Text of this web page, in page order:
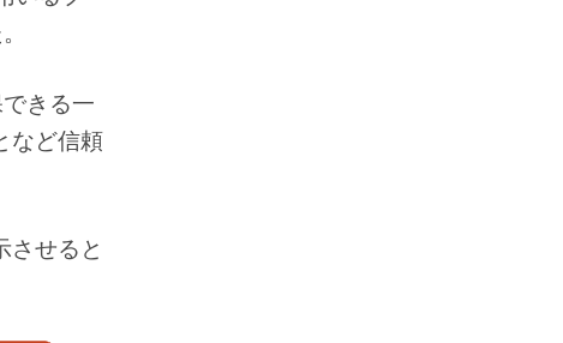
きる一
など信頼
させると